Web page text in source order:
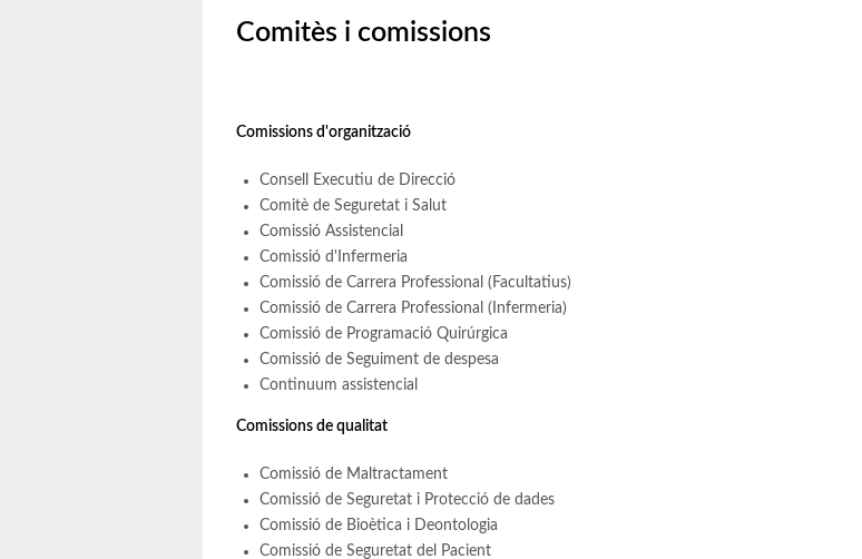
Comitès i comissions
Comissions d'organització
Consell Executiu de Direcció
Comitè de Seguretat i Salut
Comissió Assistencial
Comissió d'Infermeria
Comissió de Carrera Professional (Facultatius)
Comissió de Carrera Professional (Infermeria)
Comissió de Programació Quirúrgica
Comissió de Seguiment de despesa
Continuum assistencial
Comissions de qualitat
Comissió de Maltractament
Comissió de Seguretat i Protecció de dades
Comissió de Bioètica i Deontologia
Comissió de Seguretat del Pacient